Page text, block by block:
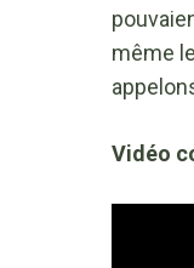
même
Vidéo